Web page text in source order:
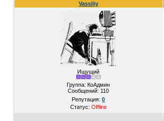
Vassiliy
Ищущий
Группа: КоАдмин
Сообщений: 110
Репутация:0
Статус: Offline